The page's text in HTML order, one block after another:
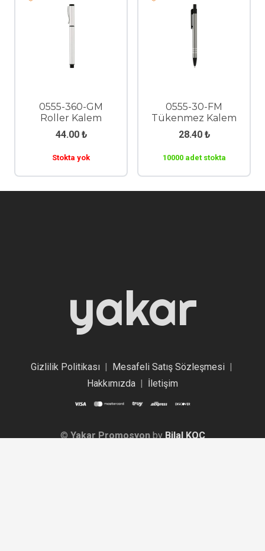
0555-360-GM
Roller Kalem
44.00 ₺
Stokta yok
0555-30-FM
Tükenmez Kalem
28.40 ₺
10000 adet stokta
yakar
Gizlilik Politikası| Mesafeli Satış Sözleşmesi|
Hakkımızda | İletişim
©Yakar PromosyonbyBilal KOÇ